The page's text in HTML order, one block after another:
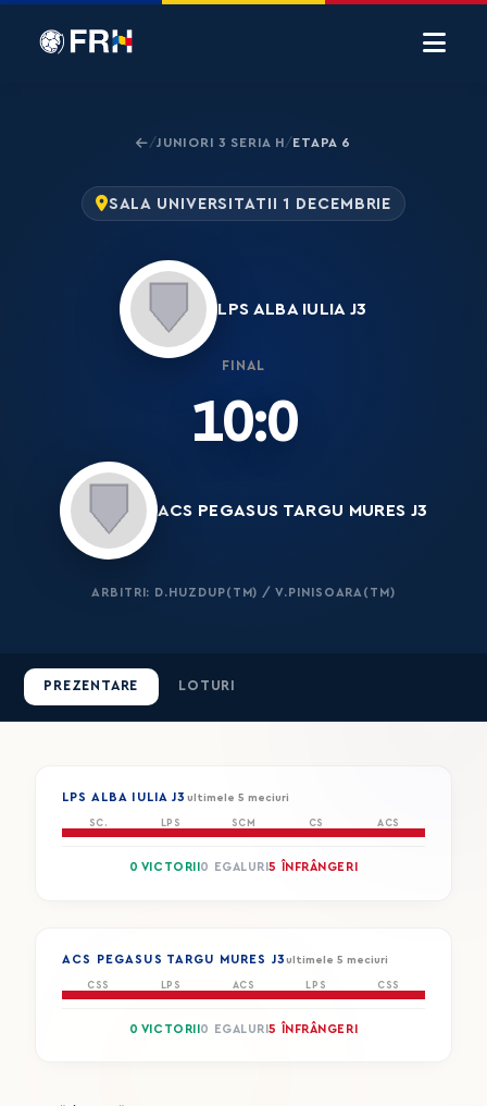
/JUNIORI 3 SERIA H/ETAPA 6
SALA UNIVERSITATII 1 DECEMBRIE
LPS ALBA IULIA J3
FINAL
10:0
ACS PEGASUS TARGU MURES J3
ARBITRI: D.HUZDUP(TM) / V.PINISOARA(TM)
PREZENTARE LOTURI
LPS ALBA IULIA J3 ultimele 5 meciuri
SC. LPS SCM CS ACS
0 VICTORII 0 EGALURI5 ÎNFRÂNGERI
ACS PEGASUS TARGU MURES J3 ultimele 5 meciuri
CSS LPS ACS LPS CSS
0 VICTORII 0 EGALURI5 ÎNFRÂNGERI